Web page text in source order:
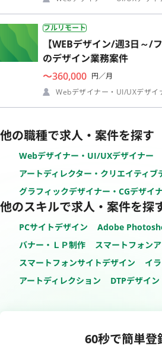
フルリモート
【WEBデザイン/週3日～/
のデザイン業務案件
〜360,000 円／月
Webデザイナー・UI/UXデザイ
他の職種で求人・案件を探す
Webデザイナー・UI/UXデザイナー
アートディレクター・クリエイティブ
グラフィックデザイナー・CGデザイ
他のスキルで求人・案件を探
PCサイトデザイン Adobe
バナー・ＬＰ制作
スマートフォン
スマートフォンサイトデザイン
イ
アートディレクション
DTPデザイン
60秒で簡単登